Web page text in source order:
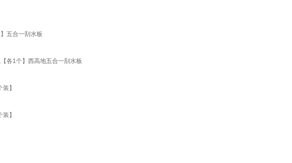
五合一刮水板
各1个】西高地五合一刮水板
】
】